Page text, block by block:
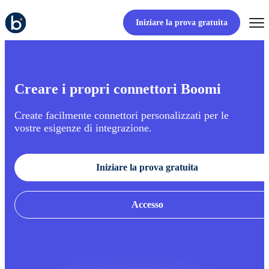
Iniziare la prova gratuita
Creare i propri connettori Boomi
Create facilmente connettori personalizzati per le
vostre esigenze di integrazione.
Iniziare la prova gratuita
Accesso